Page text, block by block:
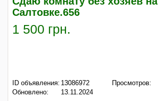
Салтовке.656
1 500 грн.
ID объявления: 13086972
Обновлено:
13.11.2024
Просмотров: